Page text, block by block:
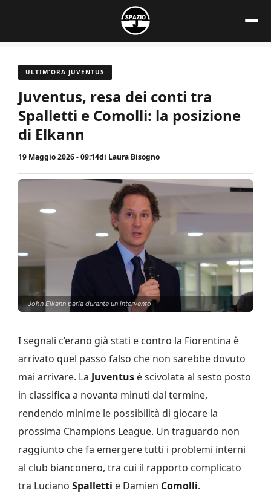
contenuto
ULTIM'ORA JUVENTUS
Juventus, resa dei conti tra
Spalletti e Comolli: la posizione
di Elkann
19 Maggio 2026 - 09:14di Laura Bisogno
John Elkann parla durante un intervento
I segnali c’erano già stati e contro la Fiorentina è
arrivato quel passo falso che non sarebbe dovuto
mai arrivare. La Juventus è scivolata al sesto posto
in classifica a novanta minuti dal termine,
rendendo minime le possibilità di giocare la
prossima Champions League. Un traguardo non
raggiunto che fa emergere tutti i problemi interni
al club bianconero, tra cui il rapporto complicato
tra Luciano Spalletti e Damien Comolli.